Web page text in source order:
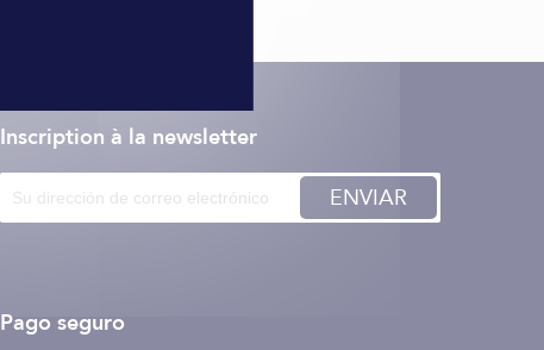
Inscription à la newsletter
ENVIAR
Pago seguro